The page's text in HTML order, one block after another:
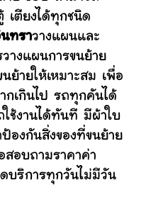
เตียงได้ทุกชนิด
ทราวางแผนและ
างแผนการขนย้าย
ย้ายให้เหมาะสม เพื่อ
ากเกินไป รถทุกคันได้
ช้งานได้ทันที มีผ้าใบ
งกันสิ่งของที่ขนย้าย
อบถามราคาค่า
บริการทุกวันไม่มีวัน